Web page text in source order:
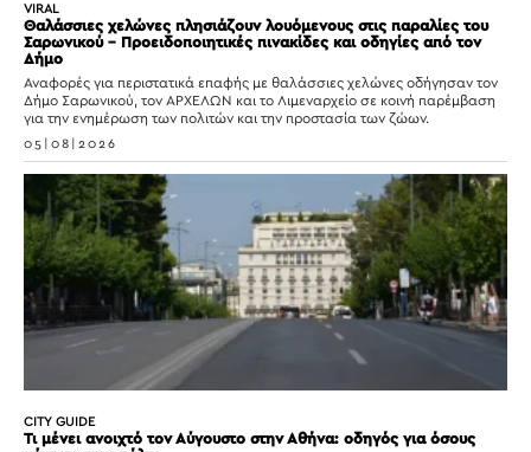
VIRAL
Θαλάσσιες χελώνες πλησιάζουν λουόμενους στις παραλίες του
Σαρωνικού – Προειδοποιητικές πινακίδες και οδηγίες από τον
Δήμο
Αναφορές για περιστατικά επαφής με θαλάσσιες χελώνες οδήγησαν τον
Δήμο Σαρωνικού, τον ΑΡΧΕΛΩΝ και το Λιμεναρχείο σε κοινή παρέμβαση
για την ενημέρωση των πολιτών και την προστασία των ζώων.
05|08|2026
CITY GUIDE
Τι μένει ανοιχτό τον Αύγουστο στην Αθήνα: οδηγός για όσους